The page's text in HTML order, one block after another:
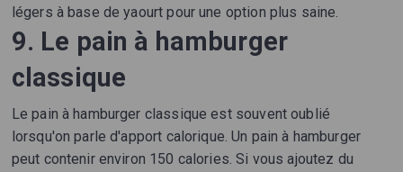
légers à base de yaourt pour une option plus saine.
9. Le pain à hamburger
classique
Le pain à hamburger classique est souvent oublié
lorsqu'on parle d'apport calorique. Un pain à hamburger
peut contenir environ 150 calories. Si vous ajoutez du